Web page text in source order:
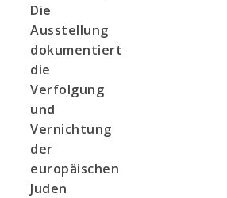
Die
Ausstellung
dokumentiert
die
Verfolgung
und
Vernichtung
der
europäischen
Juden